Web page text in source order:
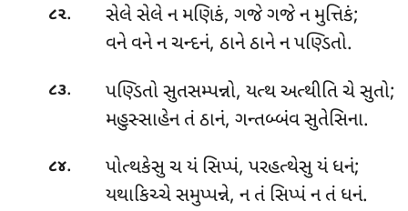
૮૨.
સેલે સેલે ન મણિકં, ગજે ગજે ન મુત્તિકં;
વને વને ન ચન્દનં, ઠાને ઠાને ન પણ્ડિતો.
૮૩. પણ્ડિતોસુતસમ્પન્નો, યત્થ અત્થીતિ ચે સુતો;
મહુસ્સાહેન તં ઠાનં, ગન્તબ્બંવ સુતેસિના.
૮૪.
પોત્થકેસુ ચ યં સિપ્પં, પરહત્થેસુ યં ધનં;
યથાકિચ્ચે સમુપ્પન્ને, ન તં સિપ્પં ન તં ધનં.